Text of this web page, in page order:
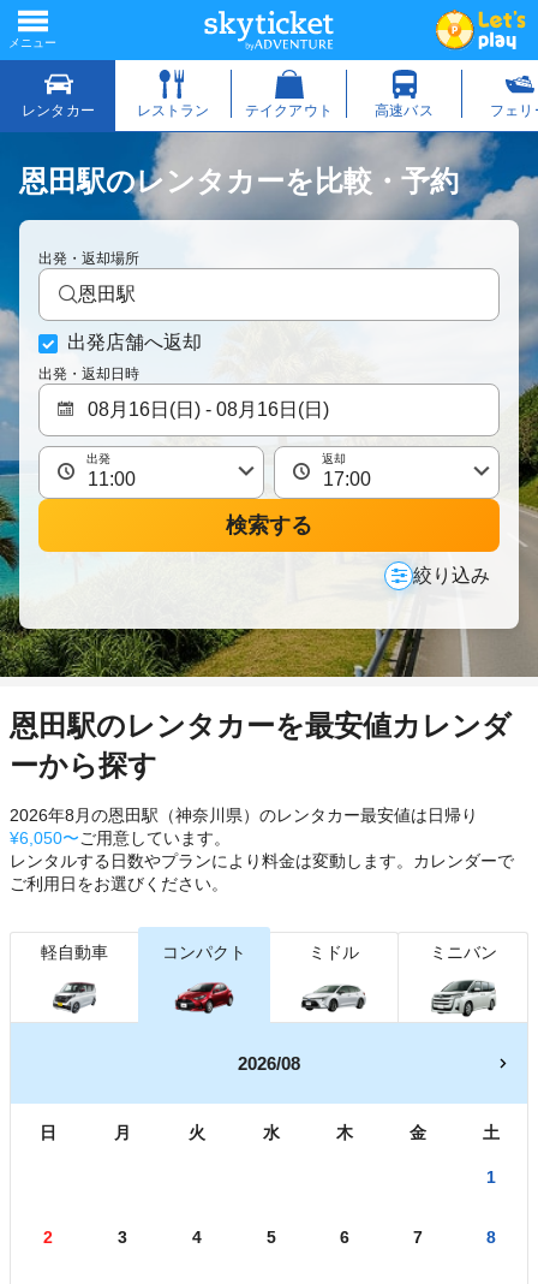
恩田駅のレンタカーを比較・予約
出発・返却場所
恩田駅
出発店舗へ返却
出発・返却日時
出発 返却
検索する
絞り込み
恩田駅のレンタカーを最安値カレンダ
ーから探す
2026年8月の恩田駅（神奈川県）のレンタカー最安値は日帰り
¥6,050〜ご用意しています。
レンタルする日数やプランにより料金は変動します。カレンダーで
ご利用日をお選びください。
軽自動車 コンパクト ミドル ミニバン
2026/08
日 月 火 水 木 金 土
1
2 3 4 5 6 7 8